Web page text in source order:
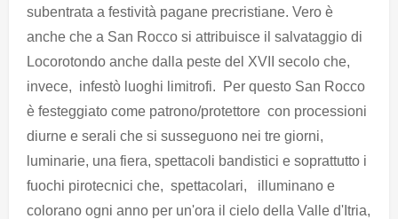
subentrata a festività pagane precristiane. Vero è
anche che a San Rocco si attribuisce il salvataggio di
Locorotondo anche dalla peste del XVII secolo che,
invece, infestò luoghi limitrofi. Per questo San Rocco
è festeggiato come patrono/protettore con processioni
diurne e serali che si susseguono nei tre giorni,
luminarie, una fiera, spettacoli bandistici e soprattutto i
fuochi pirotecnici che, spettacolari, illuminano e
colorano ogni anno per un'ora il cielo della Valle d'Itria,